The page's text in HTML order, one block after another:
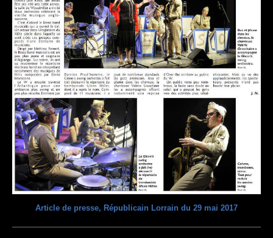
Article de presse, Républicain Lorrain du 29 mai 2017